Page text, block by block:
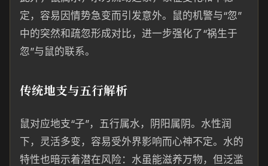
定，容易因情势急变而引发意外。鼠的机警与“忽”
中的突然和疏忽形成对比，进一步强化了“祸生于
忽”与鼠的联系。
传统地支与五行解析
鼠对应地支“子”，五行属水，阴阳属阴。水性润
下，灵活多变，容易受外界影响而心神不定。水的
特性也暗示着潜在风险：水虽能滋养万物，但泛滥